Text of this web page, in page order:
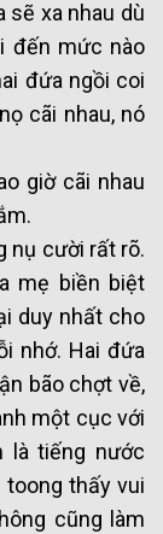
sẽ xa nhau dù
đến mức nào
đứa ngồi coi
cãi nhau, nó
giờ cãi nhau
nụ cười rất rõ.
mẹ biền biệt
duy nhất cho
nhớ. Hai đứa
bão chợt về,
một cục với
là tiếng nước
toong thấy vui
cũng làm